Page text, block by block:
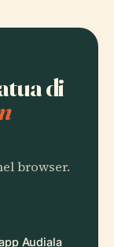
di
browser.
Audiala